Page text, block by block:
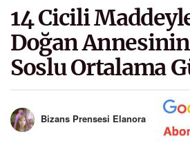
14 Cicili
Doğan
Soslu Ortalama
Bizans Prensesi Elanora